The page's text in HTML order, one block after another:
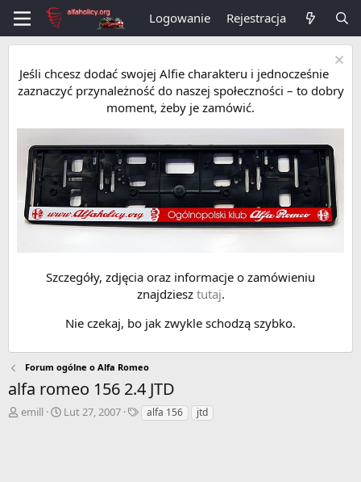
Logowanie Rejestracja
Jeśli chcesz dodać swojej Alfie charakteru i jednocześnie
zaznaczyć przynależność do naszej społeczności – to dobry
moment, żeby je zamówić.
Szczegóły, zdjęcia oraz informacje o zamówieniu
znajdziesz tutaj.
Nie czekaj, bo jak zwykle schodzą szybko.
Forum ogólne o Alfa Romeo
alfa romeo 156 2.4 JTD
A
emill
DLut 27, 2007
Talfa 156 jtd